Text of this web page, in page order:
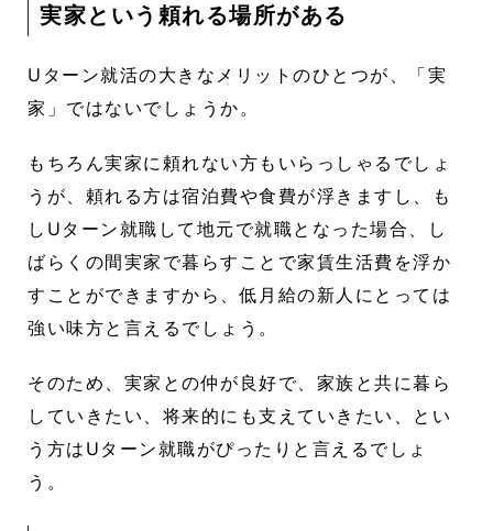
実家という頼れる場所がある
Uターン就活の大きなメリットのひとつが、「実
家」ではないでしょうか。
もちろん実家に頼れない方もいらっしゃるでしょ
うが、頼れる方は宿泊費や食費が浮きますし、も
しUターン就職して地元で就職となった場合、し
ばらくの間実家で暮らすことで家賃生活費を浮か
すことができますから、低月給の新人にとっては
強い味方と言えるでしょう。
そのため、実家との仲が良好で、家族と共に暮ら
していきたい、将来的にも支えていきたい、とい
う方はUターン就職がぴったりと言えるでしょ
う。